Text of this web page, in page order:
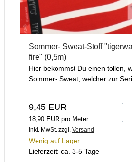
Sommer- Sweat-Stoff
fire" (0,5m)
Hier bekommst Du einen tollen,
Sommer- Sweat, welcher zur
9,45 EUR
18,90 EUR pro Meter
inkl. MwSt. zzgl. Versand
Wenig auf Lager
Lieferzeit: ca. 3-5 Tage